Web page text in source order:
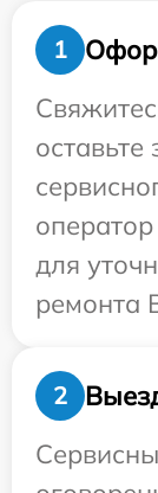
1
оставьте
для
ремонта
2